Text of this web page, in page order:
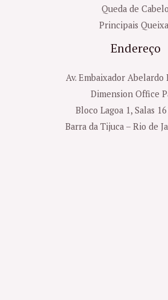
Queda de Cabelo
Principais
Endereço
Av. Embaixador Abelardo
Dimension Office
Bloco Lagoa 1, Salas
Barra da Tijuca – Rio de